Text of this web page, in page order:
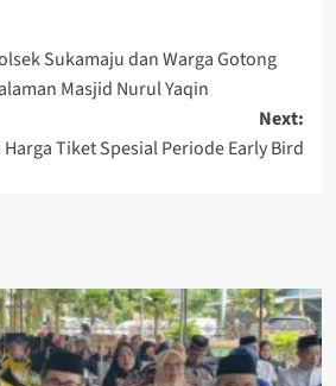
Sukamaju dan Warga Gotong
Masjid Nurul Yaqin
Next:
Tiket Spesial Periode Early Bird